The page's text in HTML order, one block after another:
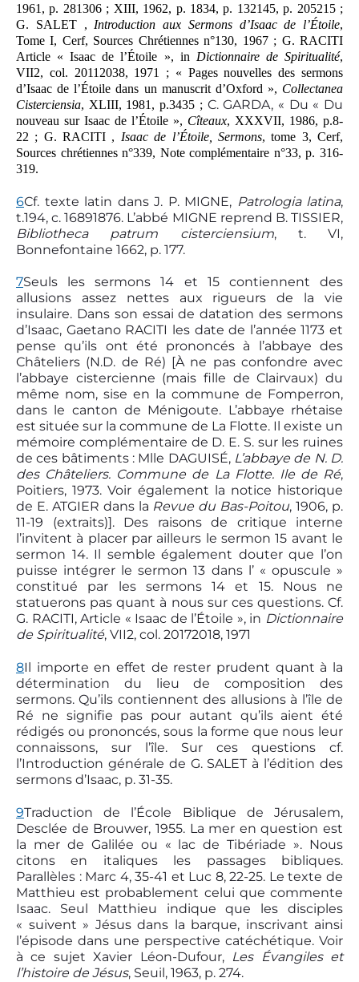
1961, p. 281­306 ; XIII, 1962, p. 18­34, p. 132­145, p. 205­215 ;
G. SALET , Introduction aux Sermons d’Isaac de l’Étoile,
Tome I, Cerf, Sources Chrétiennes n°130, 1967 ; G. RACITI
Article « Isaac de l’Étoile », in Dictionnaire de Spiritualité,
VII2, col. 2011­2038, 1971 ; « Pages nouvelles des sermons
d’Isaac de l’Étoile dans un manuscrit d’Oxford », Collectanea
Cisterciensia, XLIII, 1981, p.34­35 ; C. GARDA, « Du « Du
nouveau sur Isaac de l’Étoile », Cîteaux, XXXVII, 1986, p.8­
22 ; G. RACITI , Isaac de l’Étoile, Sermons, tome 3, Cerf,
Sources chrétiennes n°339, Note complémentaire n°33, p. 316­
319.
6Cf. texte latin dans J. P. MIGNE, Patrologia latina,
t.194, c. 1689­1876. L’abbé MIGNE reprend B. TISSIER,
Bibliotheca patrum cisterciensium, t. VI,
Bonnefontaine 1662, p. 1­77.
7Seuls les sermons 14 et 15 contiennent des
allusions assez nettes aux rigueurs de la vie
insulaire. Dans son essai de datation des sermons
d’Isaac, Gaetano RACITI les date de l’année 1173 et
pense qu’ils ont été prononcés à l’abbaye des
Châteliers (N.D. de Ré) [À ne pas confondre avec
l’abbaye cistercienne (mais fille de Clairvaux) du
même nom, sise en la commune de Fomperron,
dans le canton de Ménigoute. L’abbaye rhétaise
est située sur la commune de La Flotte. Il existe un
mémoire complémentaire de D. E. S. sur les ruines
de ces bâtiments : Mlle DAGUISÉ, L’abbaye de N. D.
des Châteliers. Commune de La Flotte. Ile de Ré,
Poitiers, 1973. Voir également la notice historique
de E. ATGIER dans la Revue du Bas-Poitou, 1906, p.
11-19 (extraits)]. Des raisons de critique interne
l’invitent à placer par ailleurs le sermon 15 avant le
sermon 14. Il semble également douter que l’on
puisse intégrer le sermon 13 dans l’ « opuscule »
constitué par les sermons 14 et 15. Nous ne
statuerons pas quant à nous sur ces questions. Cf.
G. RACITI, Article « Isaac de l’Étoile », in Dictionnaire
de Spiritualité, VII2, col. 2017­2018, 1971
8Il importe en effet de rester prudent quant à la
détermination du lieu de composition des
sermons. Qu’ils contiennent des allusions à l’île de
Ré ne signifie pas pour autant qu’ils aient été
rédigés ou prononcés, sous la forme que nous leur
connaissons, sur l’île. Sur ces questions cf.
l’Introduction générale de G. SALET à l’édition des
sermons d’Isaac, p. 31-35.
9Traduction de l’École Biblique de Jérusalem,
Desclée de Brouwer, 1955. La mer en question est
la mer de Galilée ou « lac de Tibériade ». Nous
citons en italiques les passages bibliques.
Parallèles : Marc 4, 35-41 et Luc 8, 22-25. Le texte de
Matthieu est probablement celui que commente
Isaac. Seul Matthieu indique que les disciples
« suivent » Jésus dans la barque, inscrivant ainsi
l’épisode dans une perspective catéchétique. Voir
à ce sujet Xavier Léon-Dufour, Les Évangiles et
l’histoire deJésus, Seuil, 1963, p. 274.